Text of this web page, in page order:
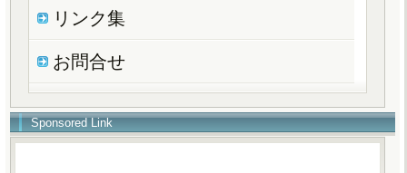
リンク集
お問合せ
Sponsored Link